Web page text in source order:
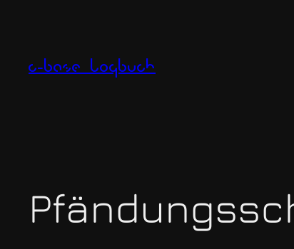
c-base logbuch